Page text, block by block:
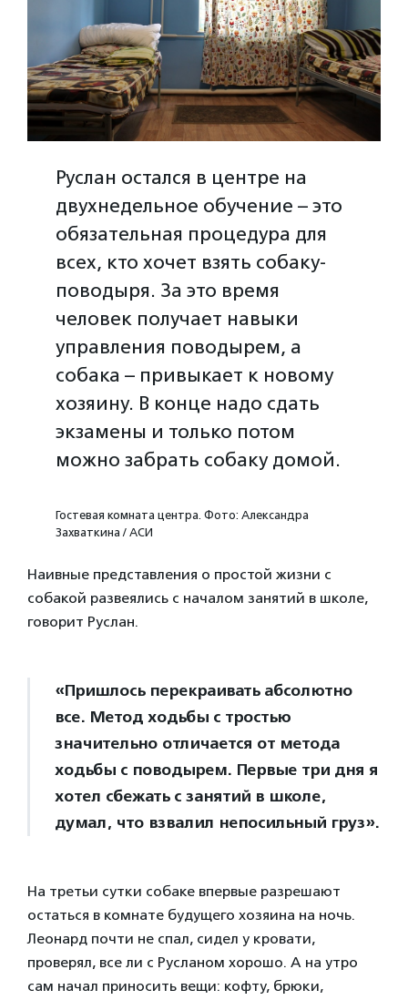
Руслан остался в центре на
двухнедельное обучение – это
обязательная процедура для
всех, кто хочет взять собаку-
поводыря. За это время
человек получает навыки
управления поводырем, а
собака – привыкает к новому
хозяину. В конце надо сдать
экзамены и только потом
можно забрать собаку домой.
Гостевая комната центра. Фото: Александра
Захваткина / АСИ
Наивные представления о простой жизни с
собакой развеялись с началом занятий в школе,
говорит Руслан.
«Пришлось перекраивать абсолютно
все. Метод ходьбы с тростью
значительно отличается от метода
ходьбы с поводырем. Первые три дня я
хотел сбежать с занятий в школе,
думал, что взвалил непосильный груз».
На третьи сутки собаке впервые разрешают
остаться в комнате будущего хозяина на ночь.
Леонард почти не спал, сидел у кровати,
проверял, все ли с Русланом хорошо. А на утро
сам начал приносить вещи: кофту, брюки,